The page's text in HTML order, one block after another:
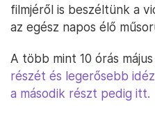
filmjéről is beszéltünk a
az egész napos élő
A több mint 10 órás
részét és legerősebb
a második részt pedig itt.